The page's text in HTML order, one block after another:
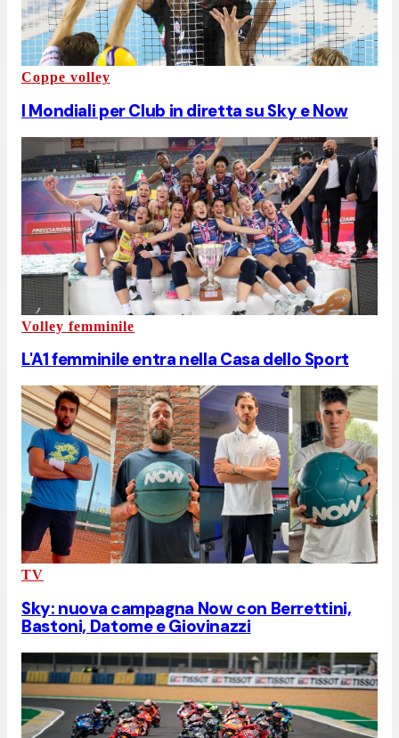
Coppe volley
I Mondiali per Club in diretta su Sky e Now
Volley femminile
L'A1 femminile entra nella Casa dello Sport
TV
Sky: nuova campagna Now con Berrettini,
Bastoni, Datome e Giovinazzi